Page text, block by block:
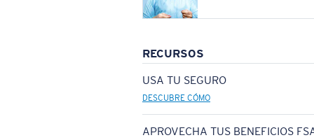
RECURSOS
USA TU SEGURO
DESCUBRE CÓMO
APROVECHA TUS BENEFICIOS